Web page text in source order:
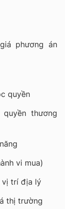
phương án
quyền
quyền thương
vi mua)
vị trí địa lý
thị trường